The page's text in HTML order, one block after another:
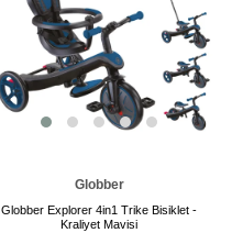
Globber
Globber Explorer 4in1 Trike Bisiklet -
Kraliyet Mavisi